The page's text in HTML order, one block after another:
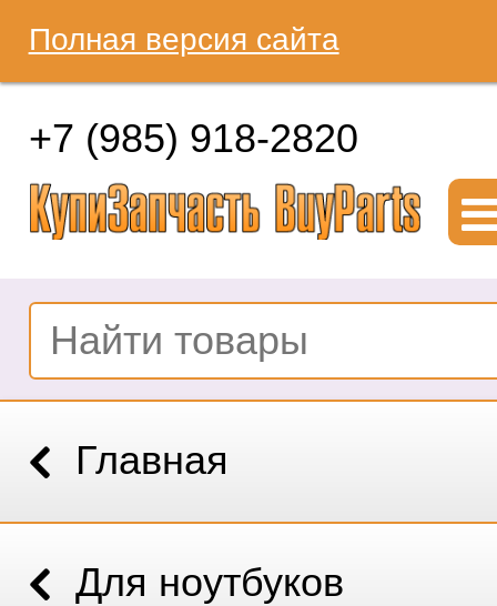
Полная версия сайта
+7 (985) 918-2820
Главная
Для ноутбуков